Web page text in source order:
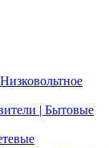
Низковольтное
| Бытовые